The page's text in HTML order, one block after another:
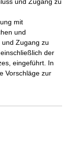
mit
und
Zugang zu
der
eingeführt. In
Vorschläge zur